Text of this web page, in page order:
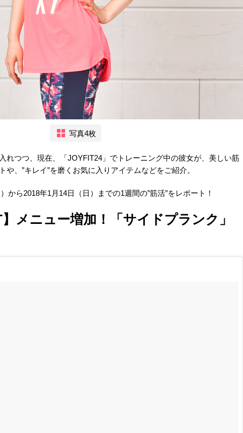
写真4枚
れつつ、現在、「JOYFIT24」でトレーニング中の彼女が、美しい筋
や、”キレイ”を磨くお気に入りアイテムなどをご紹介。
から2018年1月14日（日）までの1週間の”筋活”をレポート！
】メニュー増加！「サイドプランク」